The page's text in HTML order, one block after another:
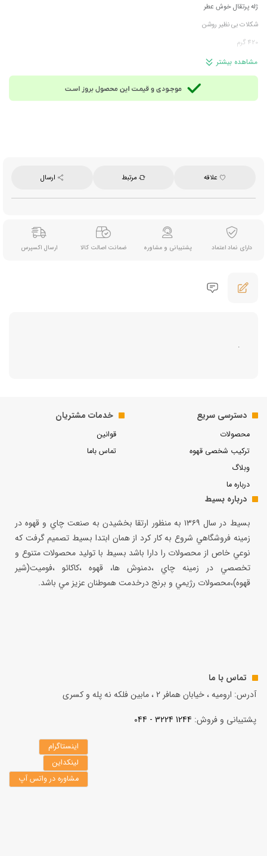
ژله پرتقال خوش عطر
شکلات بی نظیر روشن
420 گرم
محصول اوکراین
مشاهده بیشتر
علاقه مرتبط ارسال
دارای نماد اعتماد پشتیبانی و مشاوره ضمانت اصالت کالا ارسال اکسپرس
.
دسترسی سریع
محصولات
ترکیب شخصی قهوه
وبلاگ
درباره ما
خدمات مشتریان
قوانین
تماس باما
درباره بسیط
بسيط در سال ۱۳۶۹ به منظور ارتقا بخشيدن به صنعت چاي و قهوه در
زمينه فروشگاهي شروع به كار كرد از همان ابتدا بسيط تصميم گرفت كه
نوعي خاص از محصولات را دارا باشد بسيط با توليد محصولات متنوع و
تخصصي در زمينه چاي ،دمنوش ها، قهوه ،كاكائو ،فوميت(شير
قهوه)،محصولات رژيمي و برنج درخدمت هموطنان عزيز مي باشد.
تماس با ما
آدرس: ارومیه ، خیابان همافر 2 ، مابين فلكه نه پله و کسری
پشتیبانی و فروش: 1244 3224 - 044
اینستاگرام
لینکداین
مشاوره در واتس آپ